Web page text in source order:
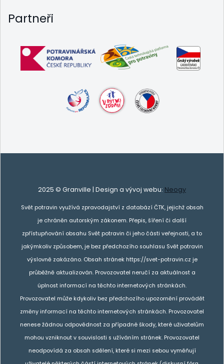
Partneři
2025 © Granville | Design a vývoj webu: Neogy
Svět potravin využívá zpravodajství z databází ČTK, jejichž obsah
je chráněn autorským zákonem. Přepis, šíření či další
zpřístupňování obsahu Svět potravin či jeho části veřejnosti, a to
jakýmkoliv způsobem, je bez předchozího souhlasu Svět potravin
výslovně zakázáno. Obsah stránek https://svet-potravin.cz je
průběžně aktualizován. Provozovatel neručí za aktuálnost a
úplnost informací na těchto internetových stránkách.
Provozovatel může kdykoliv bez předchozího upozornění provádět
změny informací na těchto internetových stránkách. Provozovatel
nenese žádnou odpovědnost za případné škody, které uživatelům
mohou vzniknout v souvislosti s užíváním stránek. Provozovatel
neodpovídá za obsah sdělení, které si mezi sebou vyměňují